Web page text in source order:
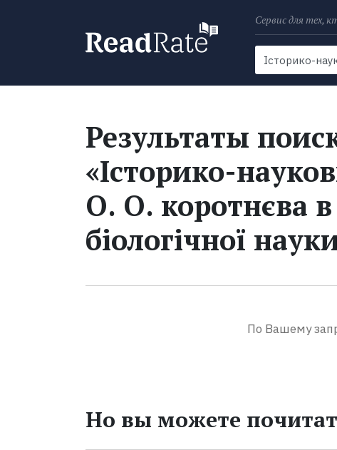
Сервис для тех,
Поиск
Новости
Результаты
«Історико-
О. О. коротнєва в
біологічної
По Вашему
Но вы можете